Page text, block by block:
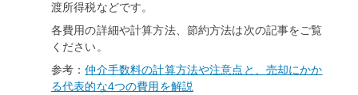
渡所得税などです。
各費用の詳細や計算方法、節約方法は次の記事をご覧
ください。
参考：仲介手数料の計算方法や注意点と、売却にかか
る代表的な4つの費用を解説